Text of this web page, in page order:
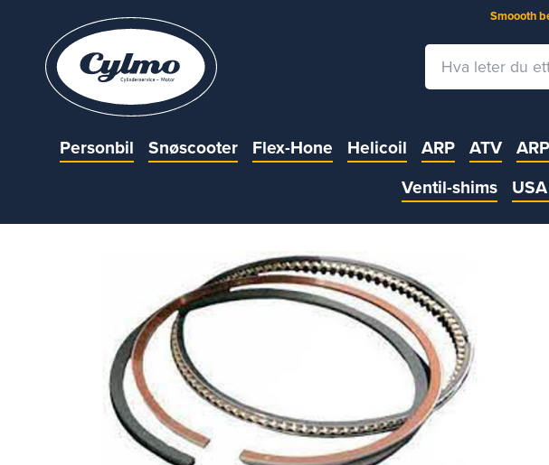
Smoooth
Personbil Snøscooter Flex-Hone Helicoil ARP ATV
Ventil-shims